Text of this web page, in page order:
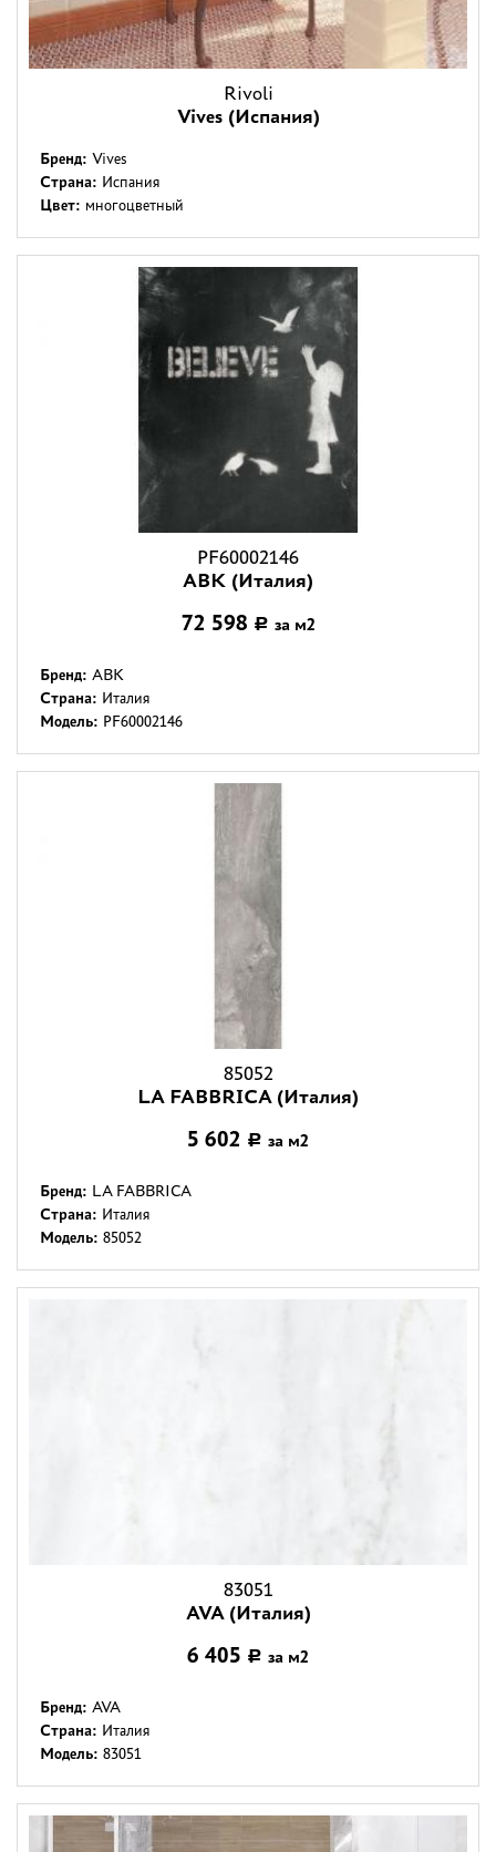
Rivoli
Vives (Испания)
Бренд: Vives
Страна: Испания
Цвет: многоцветный
PF60002146
ABK (Италия)
72 598 Р за м2
Бренд: ABK
Страна: Италия
Модель: PF60002146
85052
LA FABBRICA (Италия)
5 602 Р за м2
Бренд: LA FABBRICA
Страна: Италия
Модель: 85052
83051
AVA (Италия)
6 405 Р за м2
Бренд: AVA
Страна: Италия
Модель: 83051